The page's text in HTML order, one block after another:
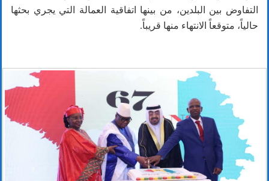
التفاوض بين البلدين، من بينها اتفاقية العمالة التي يجري بحثها
حالياً، متوقعاً الانتهاء منها قريباً.